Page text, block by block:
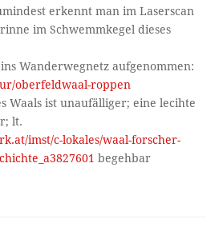
erkennt man im Laserscan
im Schwemmkegel dieses
Wanderwegnetz aufgenommen:
oberfeldwaal-roppen
Waals ist unaufälliger; eine lecihte
lt.
imst/c-lokales/waal-forscher-
begehbar